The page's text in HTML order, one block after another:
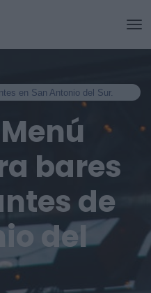
en San Antonio del Sur.
bares
de
del